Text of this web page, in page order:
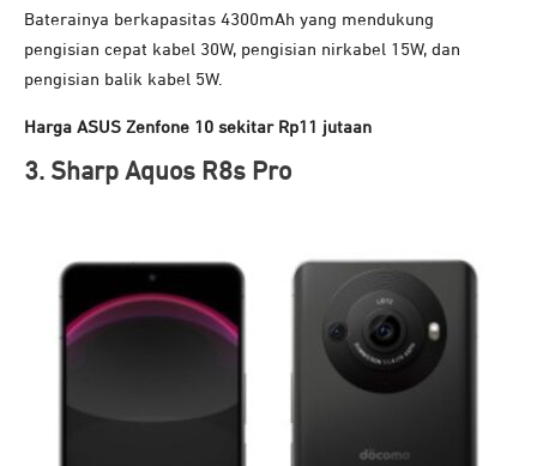
Baterainya berkapasitas 4300mAh yang mendukung
pengisian cepat kabel 30W, pengisian nirkabel 15W, dan
pengisian balik kabel 5W.
Harga ASUS Zenfone 10 sekitar Rp11 jutaan
3. Sharp Aquos R8s Pro